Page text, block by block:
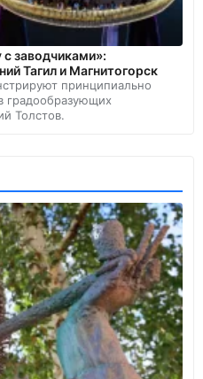
заводчиками»:
Тагил и Магнитогорск
принципиально
градообразующих
Толстов.